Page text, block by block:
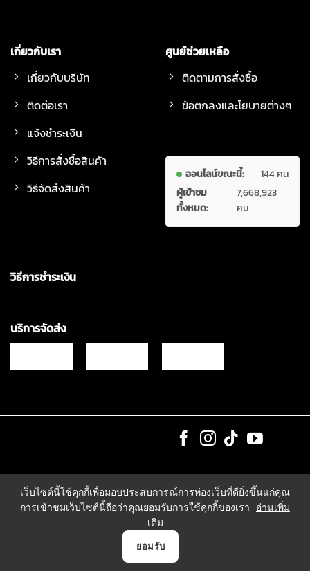
เกี่ยวกับเรา
เกี่ยวกับบริษัท
ติดต่อเรา
แจ้งชำระเงิน
วิธีการสั่งซื้อสินค้า
วิธีจัดส่งสินค้า
ศูนย์ช่วยเหลือ
ติดตามการสั่งซื้อ
ข้อตกลงและโยบายต่างๆ
ออนไลน์ขณะนี้:
144 คน
ผู้เข้าชม
ทั้งหมด:
7,668,923
คน
วิธีการชำระเงิน
บริการจัดส่ง
เว็บไซต์นี้ใช้คุกกี้เพื่อมอบประสบการณ์การท่องเว็บที่ดียิ่งขึ้นแก่คุณ
การเข้าชมเว็บไซต์นี้ถือว่าคุณยอมรับการใช้คุกกี้ของเรา
อ่านเพิ่ม
เติม
ยอมรับ